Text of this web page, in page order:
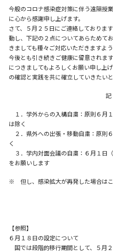
今般のコロナ感染症対策に伴う遠隔授
に心から感謝申し上げます。
さて、５月２５日にご連絡しておりま
動し、下記の２点についてあらためて
きましても種々ご対応いただきますよう
今後とも引き続きご健康に留意されま
につきましてもよろしくお願い申し上
の確認と実践を共に確立していきたいと
記
１．学外からの入構自粛：原則６月
は除く
２．県外への出張・移動自粛：原則
く
３．学内対面会議の自粛：６月１日
をお願いします
※ 但し、感染拡大が再発した場合はこ
【参照】
６月１８日の設定について
国では段階的移行期間として、５月